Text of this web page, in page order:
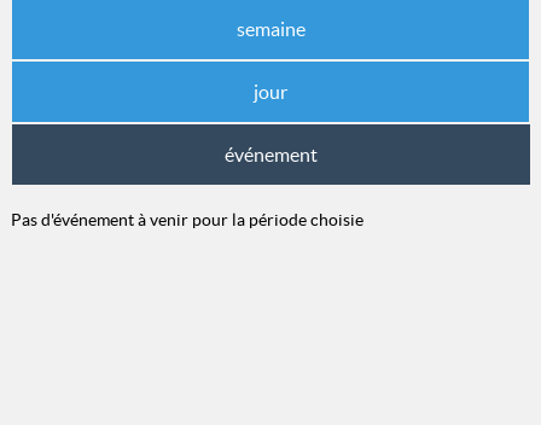
semaine
jour
événement
Pas d'événement à venir pour la période choisie